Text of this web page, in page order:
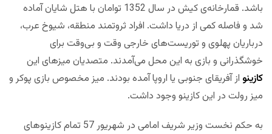
باشد. قمارخانه‌ی کیش در سال 1352 توامان با هتل شایان آماده
شد و فاصله کمی از دریا داشت. افراد ثروتمند منطقه، شیوخ عرب،
درباریان پهلوی و توریست‌های خارجی وقت و بی‌وقت برای
خوشگذرانی و بازی به این محل می‌آمدند. متصدیان میزهای این
کازینو از آفریقای جنوبی یا اروپا آمده بودند. میز مخصوص بازی پوکر و
میز رولت در این کازینو وجود داشت.
به حکم نخست وزیر شریف امامی در شهریور 57 تمام کازینوهای